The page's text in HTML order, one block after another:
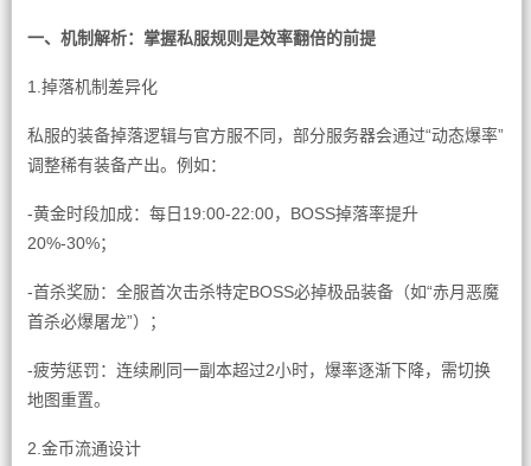
一、机制解析：掌握私服规则是效率翻倍的前提
1.掉落机制差异化
私服的装备掉落逻辑与官方服不同，部分服务器会通过“动态爆率”
调整稀有装备产出。例如：
-黄金时段加成：每日19:00-22:00，BOSS掉落率提升
20%-30%；
-首杀奖励：全服首次击杀特定BOSS必掉极品装备（如“赤月恶魔
首杀必爆屠龙”）；
-疲劳惩罚：连续刷同一副本超过2小时，爆率逐渐下降，需切换
地图重置。
2.金币流通设计